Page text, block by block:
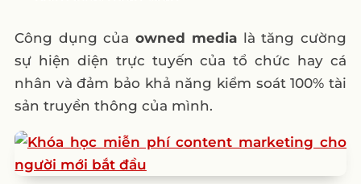
1. Owned Media là gì?
2. Tại sao doanh nghiệp nên tập trung vào
Owned Media?
là gì và công dụng của chúng?
4. Làm thế nào để kết hợp Paid Media,
Công dụng củaowned medialà tăng cường
sự hiện diện trực tuyến của tổ chức hay cá
nhân và đảm bảo khả năng kiểm soát 100% tài
sản truyền thông của mình.